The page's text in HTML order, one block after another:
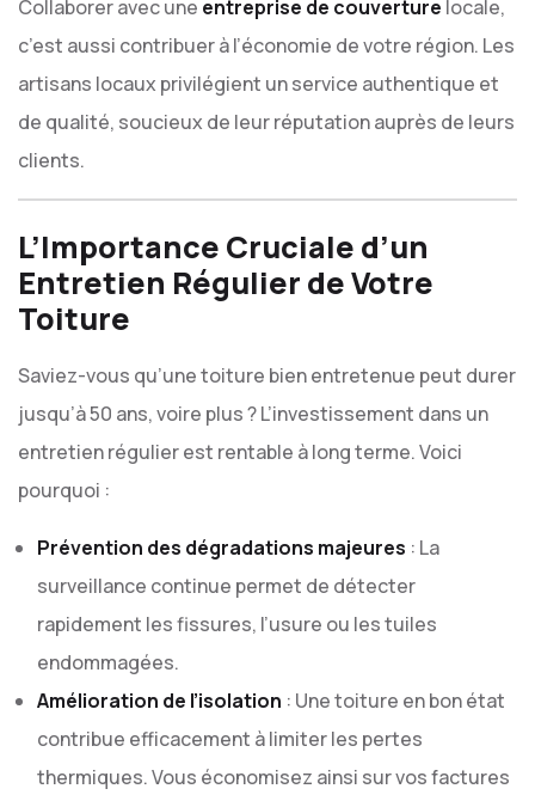
Collaborer avec une entreprise de couverture locale,
c’est aussi contribuer à l’économie de votre région. Les
artisans locaux privilégient un service authentique et
de qualité, soucieux de leur réputation auprès de leurs
clients.
L’Importance Cruciale d’un
Entretien Régulier de Votre
Toiture
Saviez-vous qu’une toiture bien entretenue peut durer
jusqu’à 50 ans, voire plus ? L’investissement dans un
entretien régulier est rentable à long terme. Voici
pourquoi :
Prévention des dégradations majeures : La
surveillance continue permet de détecter
rapidement les fissures, l’usure ou les tuiles
endommagées.
Amélioration de l’isolation : Une toiture en bon état
contribue efficacement à limiter les pertes
thermiques. Vous économisez ainsi sur vos factures